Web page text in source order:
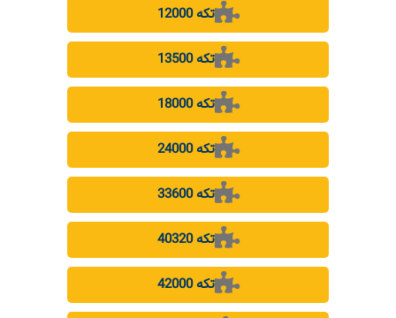
12000 تکه
13500 تکه
18000 تکه
24000 تکه
33600 تکه
40320 تکه
42000 تکه